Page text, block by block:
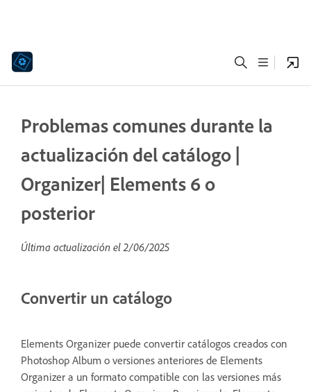
Problemas comunes durante la
actualización del catálogo |
Organizer| Elements 6 o
posterior
Última actualización el2/06/2025
Convertir un catálogo
Elements Organizer puede convertir catálogos creados con
Photoshop Album o versiones anteriores de Elements
Organizer a un formato compatible con las versiones más